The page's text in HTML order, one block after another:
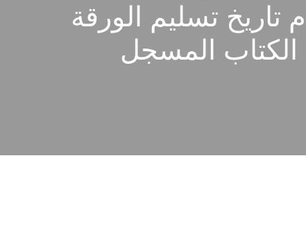
تاريخ تسليم الورقة
الكتاب المسجل